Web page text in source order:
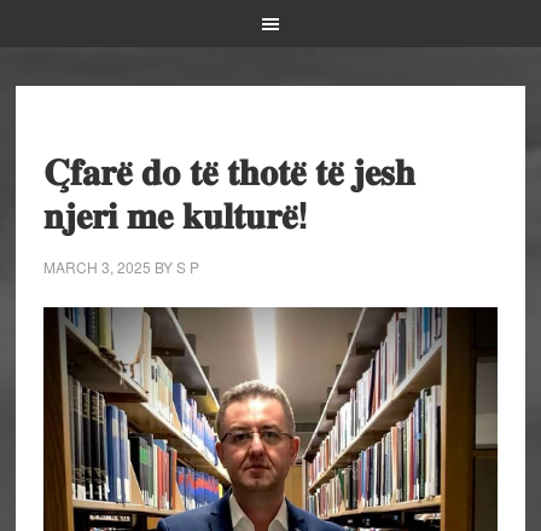
𝐂̧𝐟𝐚𝐫𝐞̈ 𝐝𝐨 𝐭𝐞̈ 𝐭𝐡𝐨𝐭𝐞̈ 𝐭𝐞̈ 𝐣𝐞𝐬𝐡
𝐧𝐣𝐞𝐫𝐢 𝐦𝐞 𝐤𝐮𝐥𝐭𝐮𝐫𝐞̈!
MARCH 3, 2025 BYS P